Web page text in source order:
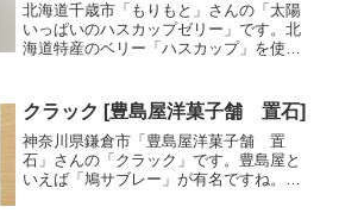
北海道千歳市「もりもと」さんの「太陽
いっぱいのハスカップゼリー」です。北
海道特産のベリー「ハスカップ」を使用
リーです。試食メモそごう横浜店催事
「冬の北海道物産展」にて購...＜続きを
読む＞
クラック [豊島屋洋菓子舗 置石]
神奈川県鎌倉市「豊島屋洋菓子舗 置
石」さんの「クラック」です。豊島屋と
いえば「鳩サブレー」が有名ですね。こ